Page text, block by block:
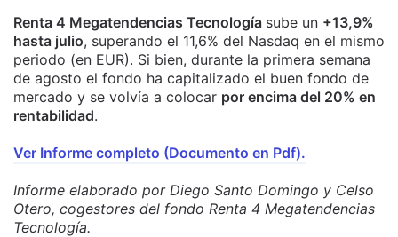
Renta 4 Megatendencias Tecnología sube un +13,9%
hasta julio, superando el 11,6% del Nasdaq en el mismo
periodo (en EUR). Si bien, durante la primera semana
de agosto el fondo ha capitalizado el buen fondo de
mercado y se volvía a colocar por encima del 20% en
rentabilidad.
Ver Informe completo (Documento en Pdf).
Informe elaborado por Diego Santo Domingo y Celso
Otero, cogestores del fondo Renta 4 Megatendencias
Tecnología.